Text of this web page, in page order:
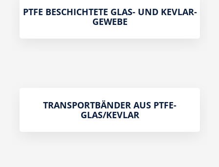
PTFE BESCHICHTETE GLAS- UND KEVLAR-
GEWEBE
TRANSPORTBÄNDER AUS PTFE-
GLAS/KEVLAR